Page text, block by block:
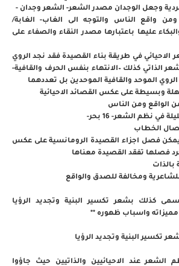
وجعل الوجدان مصدر الشعر- الشعر وجدان -
واقع الناس والتوجه الى الغاب- الغابة/
عليها باعتبارها مصدر النقاء والصفاء على
الاحيائي في طريقة بناء القصيدة فقد نجد الروي
الذاتي كذلك –الانتهاء بنفس الحرف والقافية-
الموحد والقافية الموحدين بل تعددهما
وبسيطة على عكس القصائد الاحيائية
الواقع ومن الناس
في نظم الشعر- 16 بحر-
الخطاب
فصل اجزاء القصيدة الرومانسية على عكس
فصلها تفقد القصيدة معناها
بالذات
ومخالفة للصدق والواقع
كذلك بشعر تكسير البنية وتجديد الرؤيا
واسباب ظهوره **
تكسير البنية وتجديد الرؤيا
عند الاحيائيين والذاتيين حيث جاؤوا